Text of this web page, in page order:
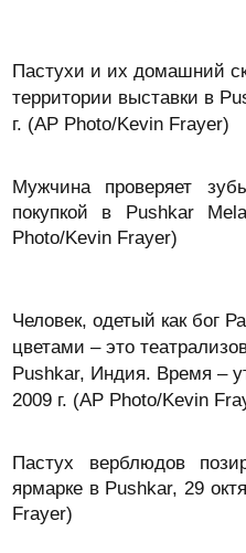
Пастухи и их домашний
территории выставки в
г. (AP Photo/Kevin Frayer)
Мужчина проверяет
покупкой в Pushkar
Photo/Kevin Frayer)
Человек, одетый как бог
цветами – это
Pushkar, Индия. Время –
2009 г. (AP Photo/Kevin
Пастух верблюдов
ярмарке в Pushkar, 29
Frayer)